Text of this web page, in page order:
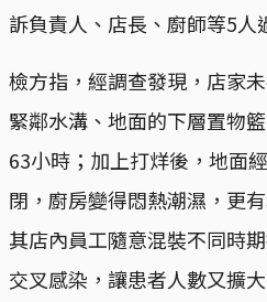
訴負責人、店長、廚師等5人
檢方指，經調查發現，店家
緊鄰水溝、地面的下層置物
63小時；加上打烊後，地面
閉，廚房變得悶熱潮濕，更
其店內員工隨意混裝不同時
交叉感染，讓患者人數又擴大